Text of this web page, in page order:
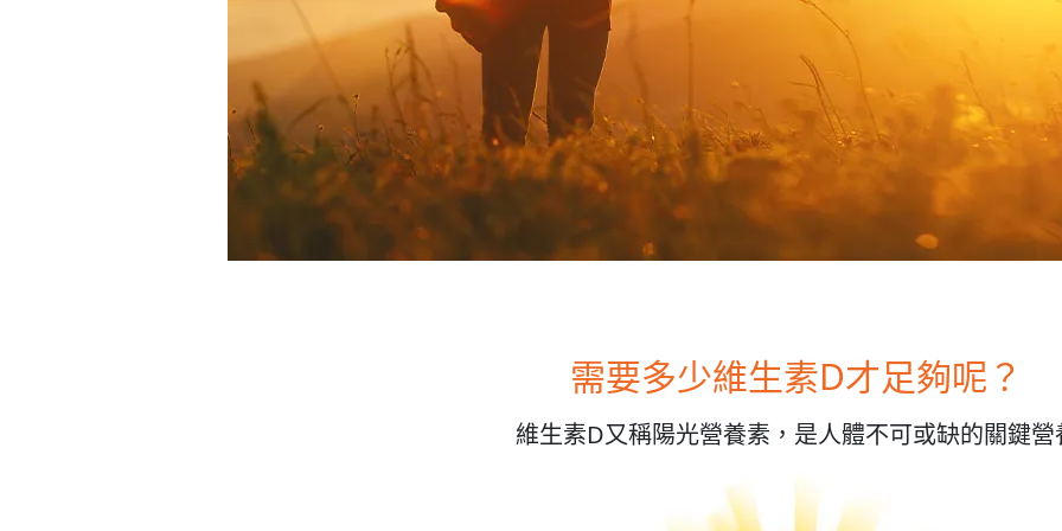
需要多少維生素D才足夠呢？
維生素D又稱陽光營養素，是人體不可或缺的關鍵營